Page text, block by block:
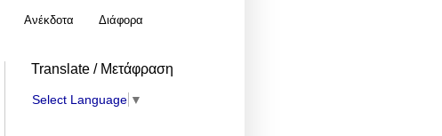
Ανέκδοτα Διάφορα
Translate / Μετάφραση
Select Language ▼